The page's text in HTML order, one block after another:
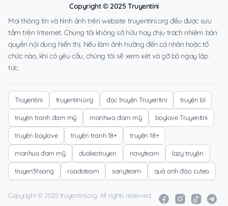
Copyright © 2025 Truyentini
Mọi thông tin và hình ảnh trên website truyentini.org đều được sưu
tầm trên Internet. Chúng tôi không sở hữu hay chịu trách nhiệm bản
quyền nội dung hiển thị. Nếu làm ảnh hưởng đến cá nhân hoặc tổ
chức nào, khi có yêu cầu, chúng tôi sẽ xem xét và gỡ bỏ ngay lập
tức.
Truyentini truyentini.org đọc truyện Truyentini truyện bl
truyện tranh đam mỹ manhwa đam mỹ boylove Truyentini
truyện boylove truyện tranh 18+ truyện 18+
manhua đam mỹ dualeotruyen navyteam lazy truyện
truyen3hsang roadsteam sanyteam quả anh đào cuteo
Copyright © 2025 truyentini.org. All rights reserved.